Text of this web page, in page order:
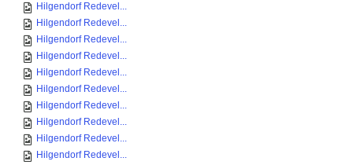
Hilgendorf Redevel...
Hilgendorf Redevel...
Hilgendorf Redevel...
Hilgendorf Redevel...
Hilgendorf Redevel...
Hilgendorf Redevel...
Hilgendorf Redevel...
Hilgendorf Redevel...
Hilgendorf Redevel...
Hilgendorf Redevel...